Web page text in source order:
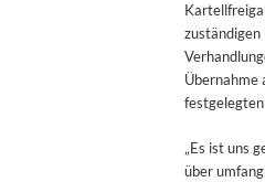
Übernahme
„Es ist uns
über